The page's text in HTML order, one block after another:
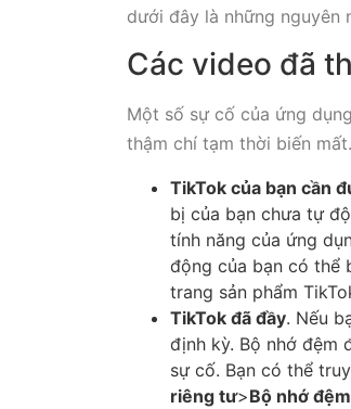
dưới đây là những nguyên
Các video đã
Một số sự cố của ứng
thậm chí tạm thời biến
TikTok của bạn cần
bị của bạn chưa tự
tính năng của ứng
động của bạn có thể
trang sản phẩm
TikTok đã đầy. Nếu
định kỳ. Bộ nhớ đệm
sự cố. Bạn có thể
riêng tư>Bộ nhớ